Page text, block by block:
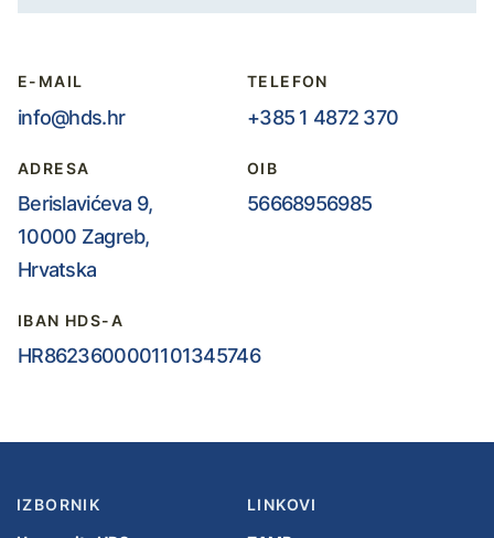
E-MAIL
info@hds.hr
TELEFON
+385 1 4872 370
ADRESA
Berislavićeva 9,
10000 Zagreb,
Hrvatska
OIB
56668956985
IBAN HDS-A
HR8623600001101345746
IZBORNIK LINKOVI